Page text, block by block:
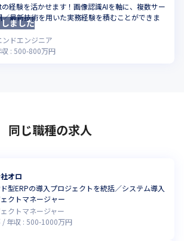
経験を活かせます！画像認識AIを軸に、複数サー
／最新技術を用いた実務経験を積むことができま
ンドエンジニア
: 500-800万円
ました
同じ職種の求人
オロ
型ERPの導入プロジェクトを統括／システム導入
クトマネージャー
クトマネージャー
年収 :500-1000万円